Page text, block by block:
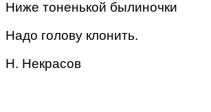
Ниже тоненькой былиночки
Надо голову клонить.
Н. Некрасов